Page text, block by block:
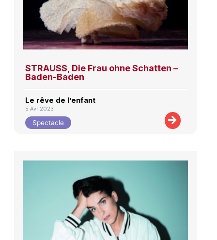
STRAUSS, Die Frau ohne Schatten –
Baden-Baden
Le rêve de l’enfant
5 Avr 2023
Spectacle